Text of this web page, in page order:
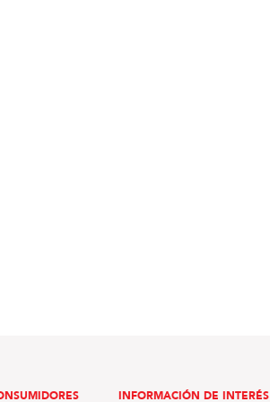
INFORMACIÓN DE INTERÉS